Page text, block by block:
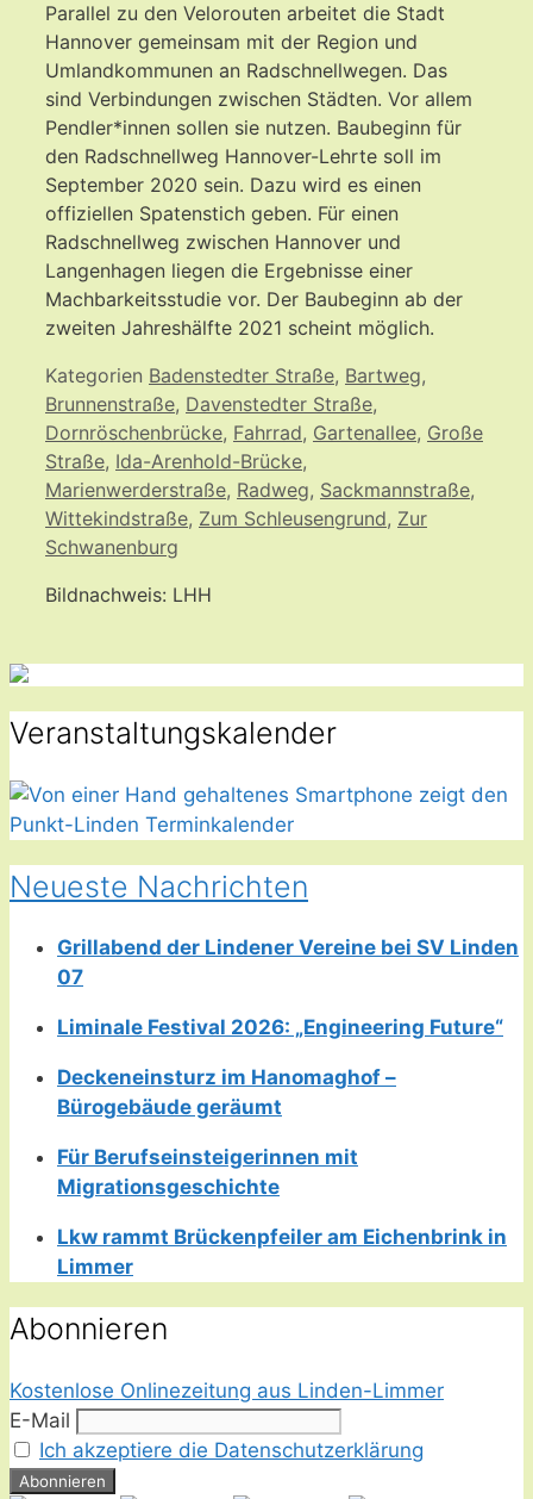
Parallel zu den Velorouten arbeitet die Stadt
Hannover gemeinsam mit der Region und
Umlandkommunen an Radschnellwegen. Das
sind Verbindungen zwischen Städten. Vor allem
Pendler*innen sollen sie nutzen. Baubeginn für
den Radschnellweg Hannover-Lehrte soll im
September 2020 sein. Dazu wird es einen
offiziellen Spatenstich geben. Für einen
Radschnellweg zwischen Hannover und
Langenhagen liegen die Ergebnisse einer
Machbarkeitsstudie vor. Der Baubeginn ab der
zweiten Jahreshälfte 2021 scheint möglich.
Kategorien Badenstedter Straße, Bartweg,
Brunnenstraße, Davenstedter Straße,
Dornröschenbrücke, Fahrrad, Gartenallee, Große
Straße, Ida-Arenhold-Brücke,
Marienwerderstraße, Radweg, Sackmannstraße,
Wittekindstraße, Zum Schleusengrund, Zur
Schwanenburg
Bildnachweis: LHH
Veranstaltungskalender
Neueste Nachrichten
Grillabend der Lindener Vereine bei SV Linden
07
Liminale Festival 2026: „Engineering Future“
Deckeneinsturz im Hanomaghof –
Bürogebäude geräumt
Für Berufseinsteigerinnen mit
Migrationsgeschichte
Lkw rammt Brückenpfeiler am Eichenbrink in
Limmer
Abonnieren
Kostenlose Onlinezeitung aus Linden-Limmer
E-Mail
Ich akzeptiere die Datenschutzerklärung